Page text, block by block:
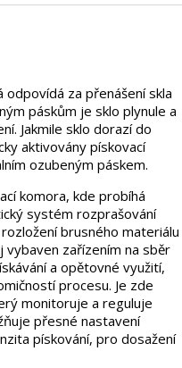
za přenášení skla
páskům je sklo plynule a
Jakmile sklo dorazí do
aktivovány pískovací
ozubeným páskem.
komora, kde probíhá
systém rozprašování
brusného materiálu
zařízením na sběr
a opětovné využití,
procesu. Je zde
monitoruje a reguluje
přesné nastavení
pískování, pro dosažení